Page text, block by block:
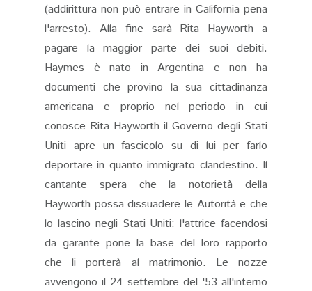
(addirittura non può entrare in California pena
l'arresto). Alla fine sarà Rita Hayworth a
pagare la maggior parte dei suoi debiti.
Haymes è nato in Argentina e non ha
documenti che provino la sua cittadinanza
americana e proprio nel periodo in cui
conosce Rita Hayworth il Governo degli Stati
Uniti apre un fascicolo su di lui per farlo
deportare in quanto immigrato clandestino. Il
cantante spera che la notorietà della
Hayworth possa dissuadere le Autorità e che
lo lascino negli Stati Uniti: l'attrice facendosi
da garante pone la base del loro rapporto
che li porterà al matrimonio. Le nozze
avvengono il 24 settembre del '53 all'interno